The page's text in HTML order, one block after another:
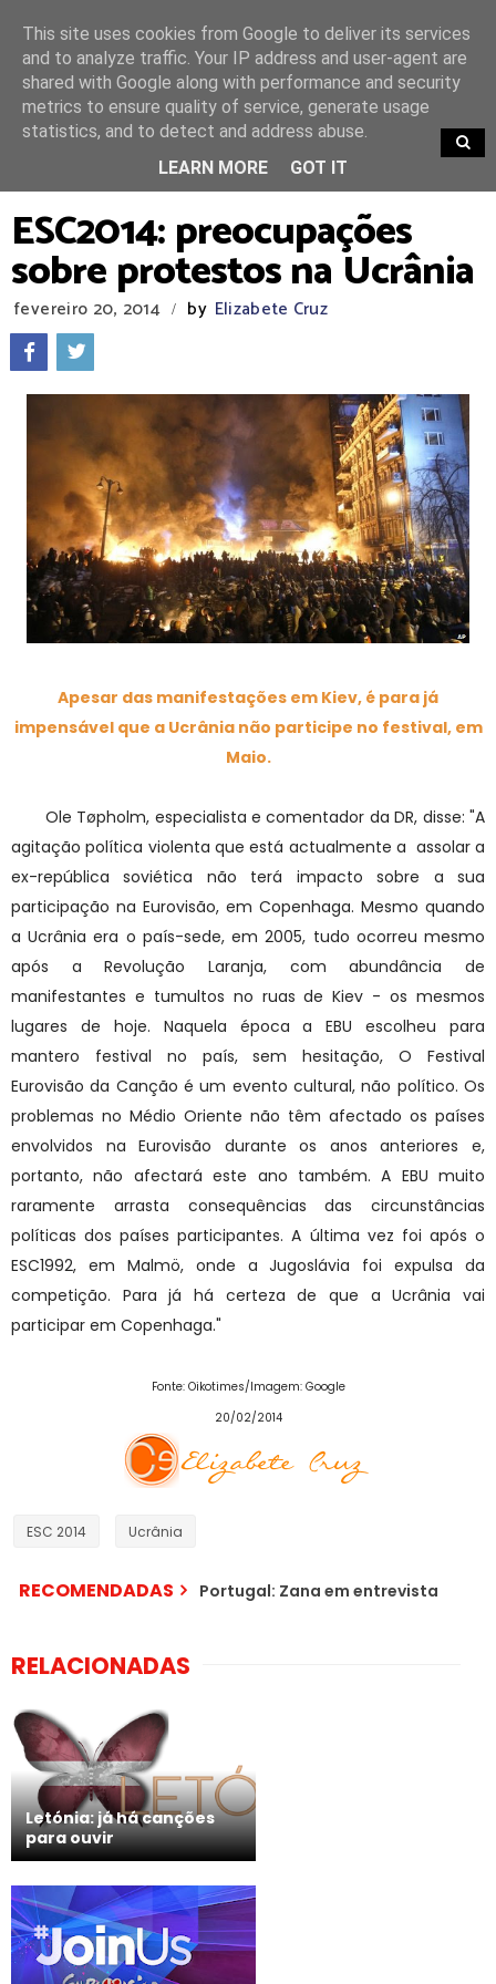
TRENDING
ESC2014: preocupações
sobre protestos na Ucrânia
fevereiro 20, 2014 / by Elizabete Cruz
Apesar das manifestações em Kiev, é para já
impensável que a Ucrânia não participe no festival, em
Maio.
Ole Tøpholm, especialista e comentador da DR, disse: "A
agitação política violenta que está actualmente a assolar a
ex-república soviética não terá impacto sobre a sua
participação na Eurovisão, em Copenhaga. Mesmo quando
a Ucrânia era o país-sede, em 2005, tudo ocorreu mesmo
após a Revolução Laranja, com abundância de
manifestantes e tumultos no ruas de Kiev - os mesmos
lugares de hoje. Naquela época a EBU escolheu para
mantero festival no país, sem hesitação, O Festival
Eurovisão da Canção é um evento cultural, não político. Os
problemas no Médio Oriente não têm afectado os países
envolvidos na Eurovisão durante os anos anteriores e,
portanto, não afectará este ano também. A EBU muito
raramente arrasta consequências das circunstâncias
políticas dos países participantes. A última vez foi após o
ESC1992, em Malmö, onde a Jugoslávia foi expulsa da
competição. Para já há certeza de que a Ucrânia vai
participar em Copenhaga."
Fonte: Oikotimes/Imagem: Google
20/02/2014
ESC 2014 Ucrânia
RECOMENDADAS Portugal: Zana em entrevista
RELACIONADAS
Letónia: já há canções
para ouvir
This site uses cookies from Google to deliver its services
and to analyze traffic. Your IP address and user-agent are
shared with Google along with performance and security
metrics to ensure quality of service, generate usage
statistics, and to detect and address abuse.
LEARN MORE
GOT IT